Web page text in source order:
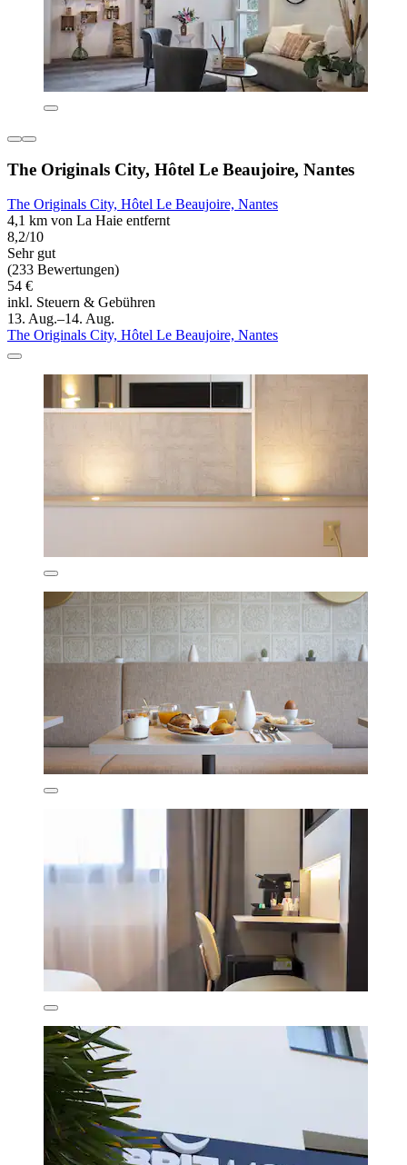
The Originals City, Hôtel Le Beaujoire, Nantes
The Originals City, Hôtel Le Beaujoire, Nantes
4,1 km von La Haie entfernt
8,2/10
Sehr gut
(233 Bewertungen)
54 €
inkl. Steuern & Gebühren
13. Aug.–14. Aug.
The Originals City, Hôtel Le Beaujoire, Nantes